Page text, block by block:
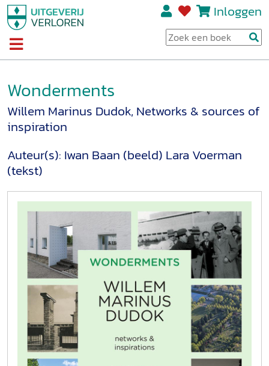
Inloggen
Wonderments
Willem Marinus Dudok, Networks & sources of
inspiration
Auteur(s): Iwan Baan (beeld) Lara Voerman
(tekst)